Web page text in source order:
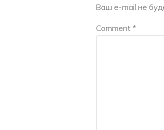
Ваш e-mail не
Comment *